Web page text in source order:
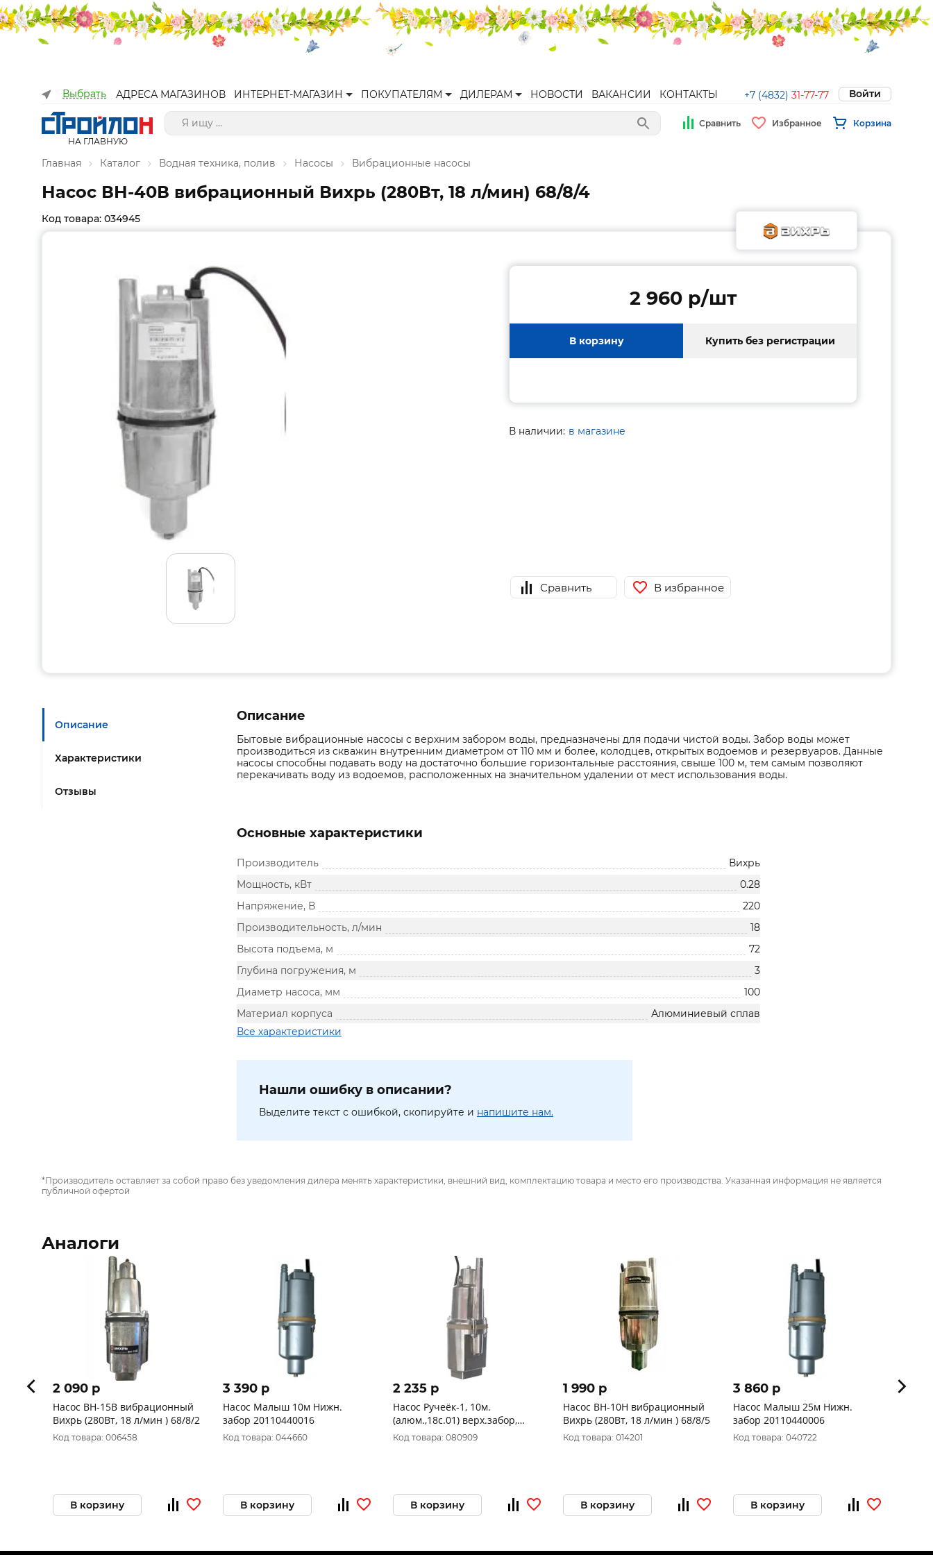
Выбрать АДРЕСА МАГАЗИНОВ ИНТЕРНЕТ-МАГАЗИН ПОКУПАТЕЛЯМ ДИЛЕРАМ НОВОСТИ ВАКАНСИИ КОНТАКТЫ +7 (4832) 31-77-77 Войти
НА ГЛАВНУЮ
Сравнить Избранное Корзина
Главная Каталог Водная техника, полив Насосы Вибрационные насосы
Насос ВН-40В вибрационный Вихрь (280Вт, 18 л/мин) 68/8/4
Код товара: 034945
2 960 p/шт
В корзину Купить без регистрации
В наличии: в магазине
Сравнить В избранное
Описание
Характеристики
Отзывы
Описание
Бытовые вибрационные насосы с верхним забором воды, предназначены для подачи чистой воды. Забор воды может
производиться из скважин внутренним диаметром от 110 мм и более, колодцев, открытых водоемов и резервуаров. Данные
насосы способны подавать воду на достаточно большие горизонтальные расстояния, свыше 100 м, тем самым позволяют
перекачивать воду из водоемов, расположенных на значительном удалении от мест использования воды.
Основные характеристики
Производитель
Вихрь
Мощность, кВт
0.28
Напряжение, В
220
Производительность, л/мин
18
Высота подъема, м
72
Глубина погружения, м
3
Диаметр насоса, мм
100
Материал корпуса
Алюминиевый сплав
Все характеристики
Нашли ошибку в описании?
Выделите текст с ошибкой, скопируйте и напишите нам.
*Производитель оставляет за собой право без уведомления дилера менять характеристики, внешний вид, комплектацию товара и место его производства. Указанная информация не является
публичной офертой
Аналоги
2 090 p
Насос ВН-15В вибрационный
Вихрь (280Вт, 18 л/мин ) 68/8/2
Код товара: 006458
В корзину
3 390 p
Насос Малыш 10м Нижн.
забор 20110440016
Код товара: 044660
В корзину
2 235 p
Насос Ручеёк-1, 10м.
(алюм.,18с.01) верх.забор,
(Могилев) Р-1-10-к
Код товара: 080909
В корзину
1 990 p
Насос ВН-10H вибрационный
Вихрь (280Вт, 18 л/мин ) 68/8/5
Код товара: 014201
В корзину
3 860 p
Насос Малыш 25м Нижн.
забор 20110440006
Код товара: 040722
В корзину
2